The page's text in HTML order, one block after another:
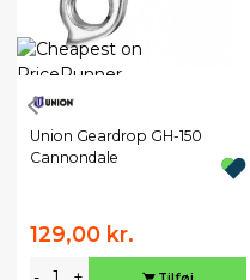
Union Geardrop GH-150
Cannondale
129,00 kr.